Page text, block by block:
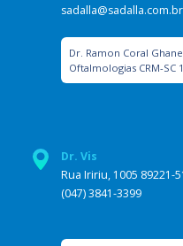
sadalla@sadalla.com.br
Dr. Ramon Coral
Oftalmologias CRM-SC
Dr. Vis
Rua Iririu, 1005 89221-
(047) 3841-3399